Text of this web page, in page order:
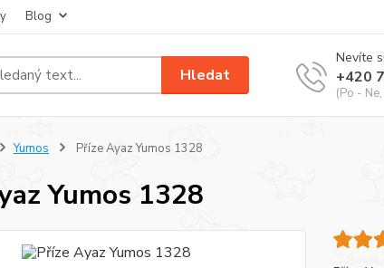
Blog
Hledat
Nevíte
+420
(Po -
Yumos Příze Ayaz Yumos 1328
Yumos 1328